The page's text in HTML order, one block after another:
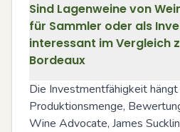
Sind Lagenweine von
für Sammler oder als
interessant im Vergleich
Bordeaux
Die Investmentfähigkeit
Produktionsmenge,
Wine Advocate, James